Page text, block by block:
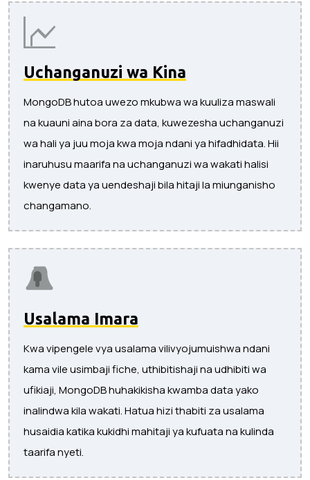
Uchanganuzi wa Kina
MongoDB hutoa uwezo mkubwa wa kuuliza maswali
na kuauni aina bora za data, kuwezesha uchanganuzi
wa hali ya juu moja kwa moja ndani ya hifadhidata. Hii
inaruhusu maarifa na uchanganuzi wa wakati halisi
kwenye data ya uendeshaji bila hitaji la miunganisho
changamano.
Usalama Imara
Kwa vipengele vya usalama vilivyojumuishwa ndani
kama vile usimbaji fiche, uthibitishaji na udhibiti wa
ufikiaji, MongoDB huhakikisha kwamba data yako
inalindwa kila wakati. Hatua hizi thabiti za usalama
husaidia katika kukidhi mahitaji ya kufuata na kulinda
taarifa nyeti.